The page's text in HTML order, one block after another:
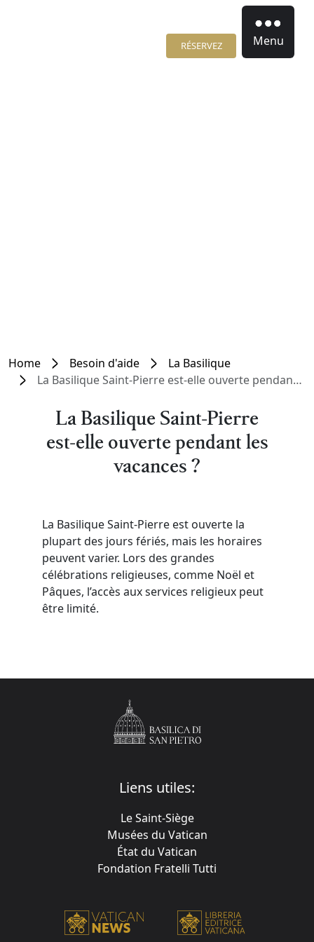
RÉSERVEZ Menu
Home Besoin d'aide
La Basilique
La Basilique Saint-Pierre est-elle ouverte pendant les vacances ?
La Basilique Saint-Pierre
est-elle ouverte pendant les
vacances ?
La Basilique Saint-Pierre est ouverte la
plupart des jours fériés, mais les horaires
peuvent varier. Lors des grandes
célébrations religieuses, comme Noël et
Pâques, l’accès aux services religieux peut
être limité.
Liens utiles:
Le Saint-Siège
Musées du Vatican
État du Vatican
Fondation Fratelli Tutti